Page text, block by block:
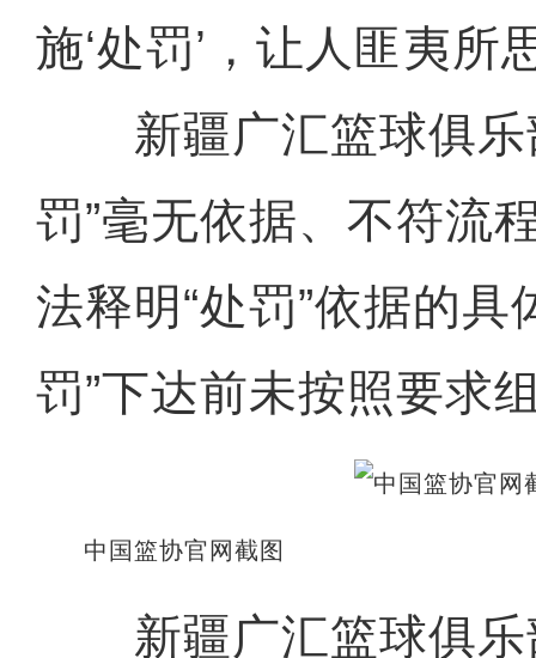
施‘处罚’，让人匪夷所
新疆广汇篮球俱乐
罚”毫无依据、不符流
法释明“处罚”依据的具
罚”下达前未按照要求
中国篮协官网截图
新疆广汇篮球俱乐